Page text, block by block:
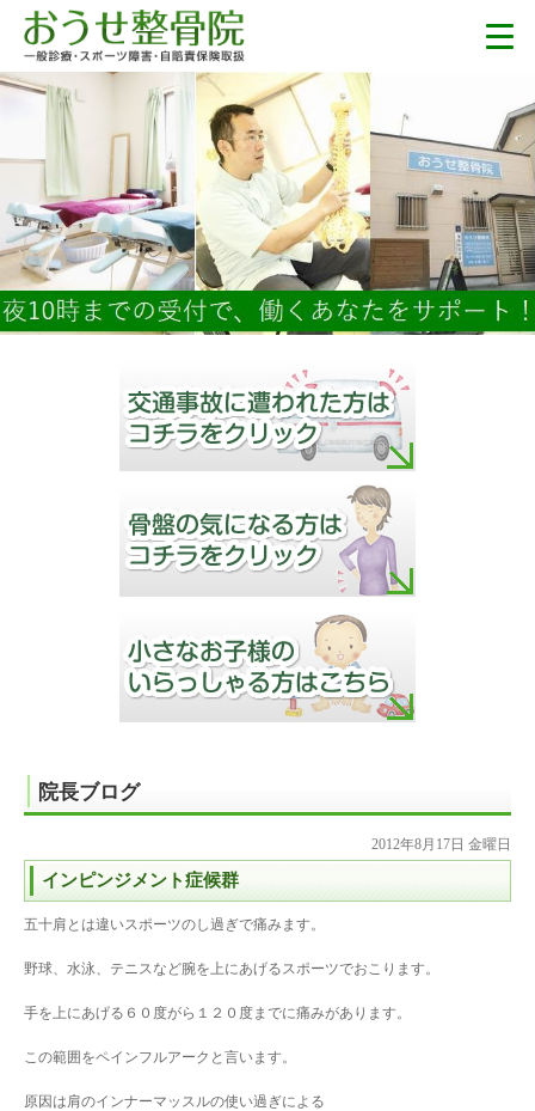
院長ブログ
2012年8月17日 金曜日
インピンジメント症候群
五十肩とは違いスポーツのし過ぎで痛みます。
野球、水泳、テニスなど腕を上にあげるスポーツでおこります。
手を上にあげる６０度がら１２０度までに痛みがあります。
この範囲をペインフルアークと言います。
原因は肩のインナーマッスルの使い過ぎによる